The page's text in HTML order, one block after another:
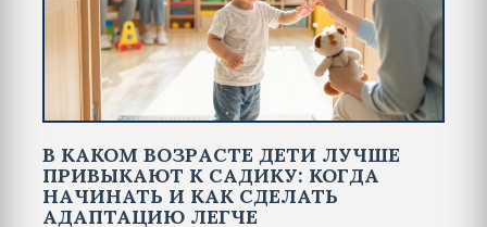
В КАКОМ ВОЗРАСТЕ ДЕТИ ЛУЧШЕ
ПРИВЫКАЮТ К САДИКУ: КОГДА
НАЧИНАТЬ И КАК СДЕЛАТЬ
АДАПТАЦИЮ ЛЕГЧЕ